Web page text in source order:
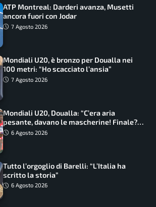
ATP Montreal: Darderi avanza, Musetti
ancora fuori con Jodar
7 Agosto 2026
Mondiali U20, è bronzo per Doualla nei
100 metri: “Ho scacciato l’ansia”
7 Agosto 2026
Mondiali U20, Doualla: “C’era aria
pesante, davano le mascherine! Finale?
Non ho nulla da perdere”
6 Agosto 2026
Tutto l’orgoglio di Barelli: “L’Italia ha
scritto la storia”
6 Agosto 2026